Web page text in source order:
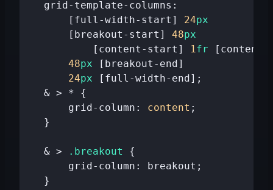
Blank Theme
© Poumon.io
    grid-template-columns:
        [full-width-start]
24px
		[breakout-start]
48px
			[content-start]
1fr [content-
		48
px [breakout-end]
        24
px [full-width-end];
    & > * {
        grid-column:
content ;
    }
    & >
.breakout
{
        grid-column: breakout;
    }